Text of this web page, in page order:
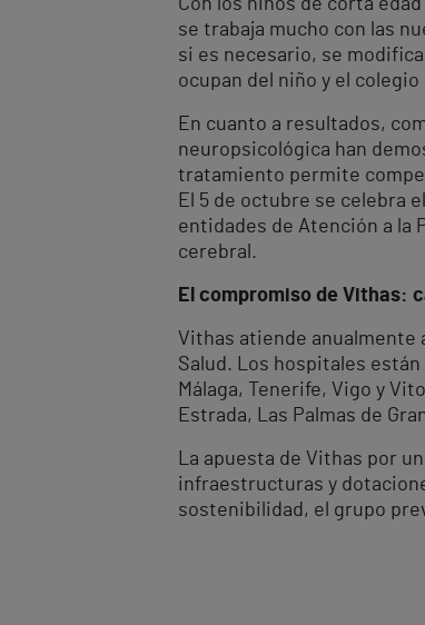
Con los niños de corta
se trabaja mucho con las
si es necesario, se
ocupan del niño y el colegio
En cuanto a resultados,
neuropsicológica han
tratamiento permite
El 5 de octubre se celebra
entidades de Atención a la
cerebral.
El compromiso de Vithas:
Vithas atiende anualmente
Salud. Los hospitales están
Málaga, Tenerife, Vigo y
Estrada, Las Palmas de
La apuesta de Vithas por
infraestructuras y
sostenibilidad, el grupo